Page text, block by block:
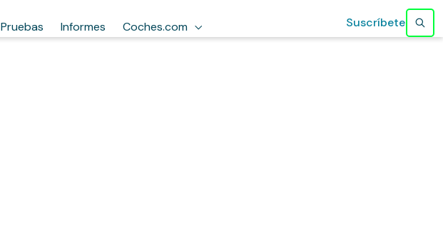
Pruebas Informes Coches.com Suscríbete